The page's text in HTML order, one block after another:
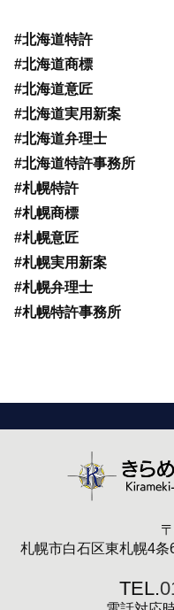
#北海道特許
#北海道商標
#北海道意匠
#北海道実用新案
#北海道弁理士
#北海道特許事務所
#札幌特許
#札幌商標
#札幌意匠
#札幌実用新案
#札幌弁理士
#札幌特許事務所
札幌市白石区東札幌4
TEL.